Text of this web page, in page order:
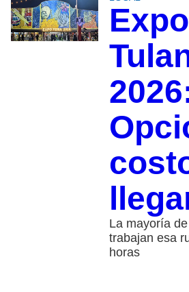
La mayoría
trabajan esa
horas